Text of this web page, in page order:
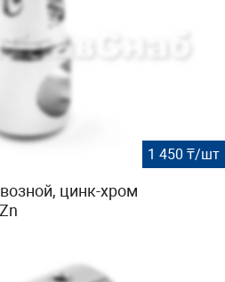
1 450 ₸/шт
цинк-хром